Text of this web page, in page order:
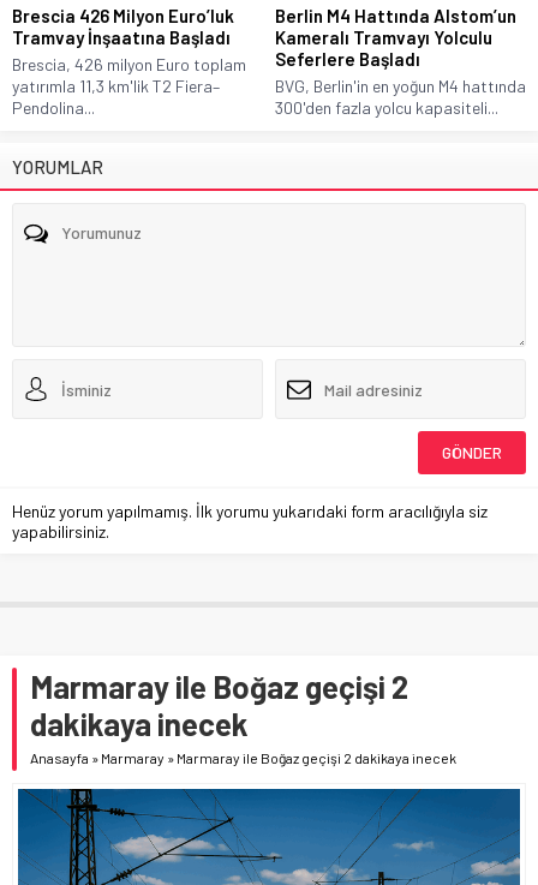
Brescia 426 Milyon Euro’luk
Tramvay İnşaatına Başladı
Brescia, 426 milyon Euro toplam
yatırımla 11,3 km'lik T2 Fiera–
Pendolina...
Berlin M4 Hattında Alstom’un
Kameralı Tramvayı Yolculu
Seferlere Başladı
BVG, Berlin'in en yoğun M4 hattında
300'den fazla yolcu kapasiteli...
YORUMLAR
Henüz yorum yapılmamış. İlk yorumu yukarıdaki form aracılığıyla siz
yapabilirsiniz.
Marmaray ile Boğaz geçişi 2
dakikaya inecek
Anasayfa » Marmaray » Marmaray ile Boğaz geçişi 2 dakikaya inecek